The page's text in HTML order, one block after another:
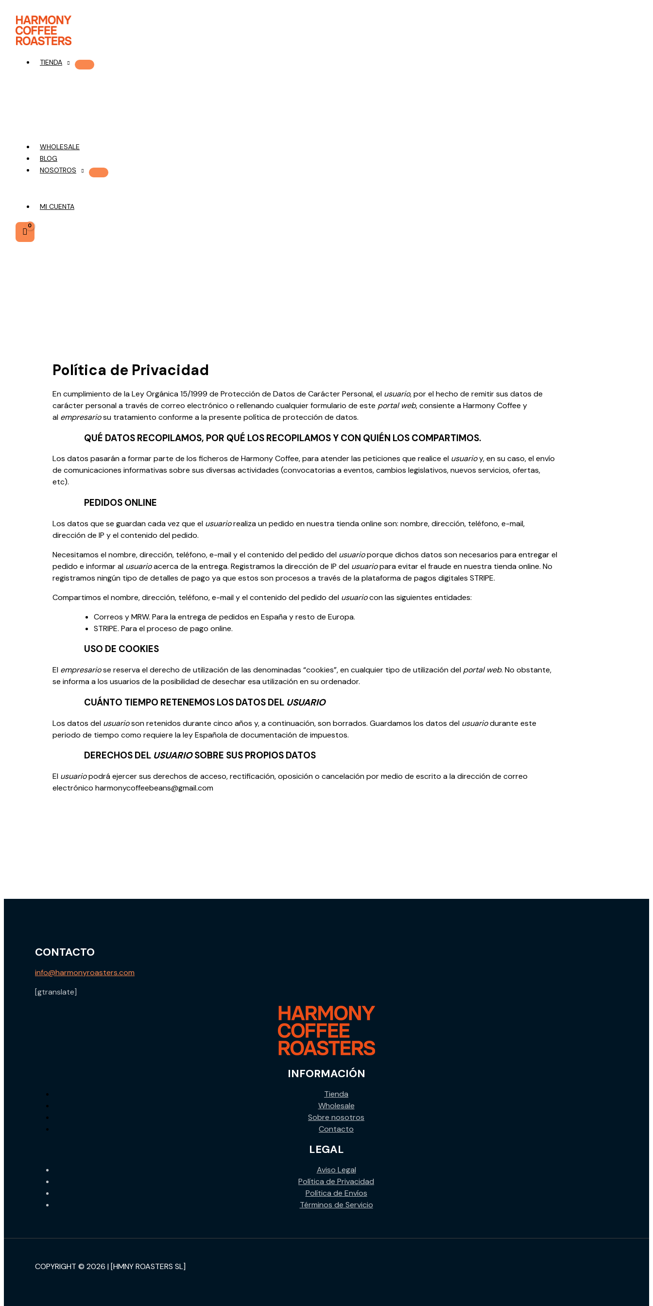
contenido
TIENDA
WHOLESALE
BLOG
NOSOTROS
MI CUENTA
Política de Privacidad
En cumplimiento de la Ley Orgánica 15/1999 de Protección de Datos de Carácter Personal, el usuario, por el hecho de remitir sus datos de
carácter personal a través de correo electrónico o rellenando cualquier formulario de este portal web, consiente a Harmony Coffee y
al empresariosu tratamiento conforme a la presente política de protección de datos.
QUÉ DATOS RECOPILAMOS, POR QUÉ LOS RECOPILAMOS Y CON QUIÉN LOS COMPARTIMOS.
Los datos pasarán a formar parte de los ficheros de Harmony Coffee, para atender las peticiones que realice el usuarioy, en su caso, el envío
de comunicaciones informativas sobre sus diversas actividades (convocatorias a eventos, cambios legislativos, nuevos servicios, ofertas,
etc).
PEDIDOS ONLINE
Los datos que se guardan cada vez que el usuariorealiza un pedido en nuestra tienda online son: nombre, dirección, teléfono, e-mail,
dirección de IP y el contenido del pedido.
Necesitamos el nombre, dirección, teléfono, e-mail y el contenido del pedido del usuarioporque dichos datos son necesarios para entregar el
pedido e informar al usuarioacerca de la entrega. Registramos la dirección de IP del usuariopara evitar el fraude en nuestra tienda online. No
registramos ningún tipo de detalles de pago ya que estos son procesos a través de la plataforma de pagos digitales STRIPE.
Compartimos el nombre, dirección, teléfono, e-mail y el contenido del pedido del usuariocon las siguientes entidades:
Correos y MRW. Para la entrega de pedidos en España y resto de Europa.
STRIPE. Para el proceso de pago online.
USO DE COOKIES
El empresariose reserva el derecho de utilización de las denominadas “cookies”, en cualquier tipo de utilización del portal web. No obstante,
se informa a los usuarios de la posibilidad de desechar esa utilización en su ordenador.
CUÁNTO TIEMPO RETENEMOS LOS DATOS DEL USUARIO
Los datos del usuarioson retenidos durante cinco años y, a continuación, son borrados. Guardamos los datos del usuariodurante este
periodo de tiempo como requiere la ley Española de documentación de impuestos.
DERECHOS DEL USUARIOSOBRE SUS PROPIOS DATOS
El usuariopodrá ejercer sus derechos de acceso, rectificación, oposición o cancelación por medio de escrito a la dirección de correo
electrónico harmonycoffeebeans@gmail.com
CONTACTO
info@harmonyroasters.com
[gtranslate]
INFORMACIÓN
Tienda
Wholesale
Sobre nosotros
Contacto
LEGAL
Aviso Legal
Política de Privacidad
Política de Envíos
Términos de Servicio
COPYRIGHT © 2026 | [HMNY ROASTERS SL]